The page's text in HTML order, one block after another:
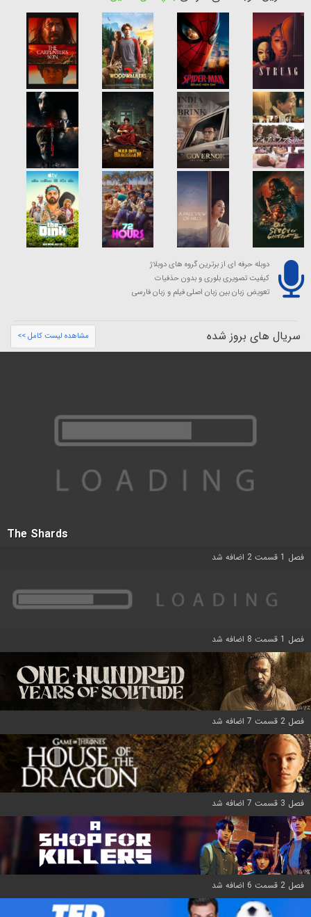
دوبله حرفه ای از برترین گروه های دوبلاژ
کیفیت تصویری بلوری و بدون حذفیات
تعویض زبان بین زبان اصلی فیلم و زبان فارسی
سریال های بروز شده مشاهده لیست کامل >>
The Shards
فصل 1 قسمت 2 اضافه شد
فصل 1 قسمت 8 اضافه شد
فصل 2 قسمت 7 اضافه شد
فصل 3 قسمت 7 اضافه شد
فصل 2 قسمت 6 اضافه شد